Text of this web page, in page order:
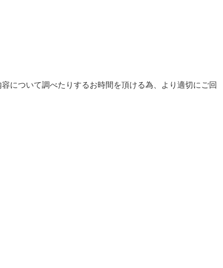
について調べたりするお時間を頂ける為、より適切にご回